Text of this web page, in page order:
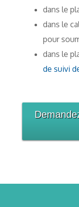
dans le
dans le
pour
dans le
de suivi